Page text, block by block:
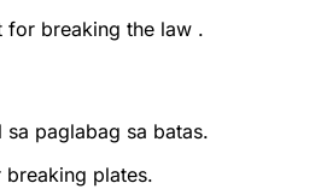
for breaking the law .
paglabag sa batas.
plates.